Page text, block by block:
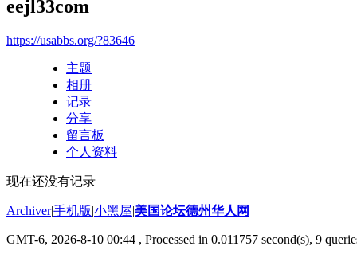
eejl33com
https://usabbs.org/?83646
主题
相册
记录
分享
留言板
个人资料
现在还没有记录
Archiver|手机版|小黑屋|美国论坛德州华人网
GMT-6, 2026-8-10 00:44 , Processed in 0.011757 second(s), 9